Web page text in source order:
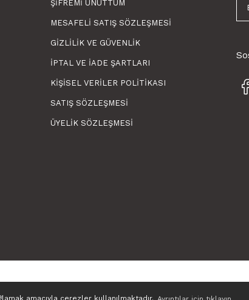
ŞIFREMI UNUTTUM
MESAFELI SATIŞ SÖZLEŞMESI
GIZLILIK VE GÜVENLIK
İPTAL VE İADE ŞARTLARI
KIŞISEL VERILER POLITIKASI
SATIŞ SÖZLEŞMESI
ÜYELIK SÖZLEŞMESI